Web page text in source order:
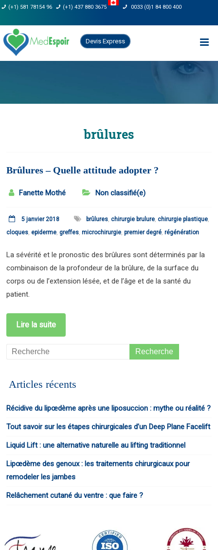
Skip
content
(+1) 581 78154 96 (+1) 437 880 3675 0033 (0)1 84 800 400
Devis Express
brûlures
Brûlures – Quelle attitude adopter ?
Fanette Mothé Non classifié(e)
5 janvier 2018 brûlures,chirurgie brulure,chirurgie plastique,
cloques,epiderme,greffes,microchirurgie,premier degré,régénération
La sévérité et le pronostic des brûlures sont déterminés par la
combinaison de la profondeur de la brûlure, de la surface du
corps ou de l’extension lésée, et de l’âge et de la santé du
patient.
Lire la suite
Articles récents
Récidive du lipœdème après une liposuccion : mythe ou réalité ?
Tout savoir sur les étapes chirurgicales d’un Deep Plane Facelift
Liquid Lift : une alternative naturelle au lifting traditionnel
Lipœdème des genoux : les traitements chirurgicaux pour
remodeler les jambes
Relâchement cutané du ventre : que faire ?